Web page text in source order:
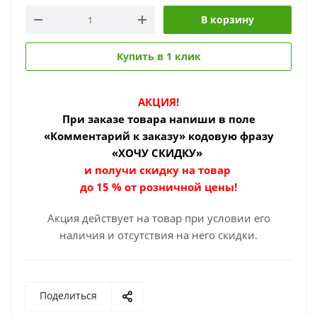
В корзину
Купить в 1 клик
АКЦИЯ!
При заказе товара напиши в поле
«Комментарий к заказу» кодовую фразу
«ХОЧУ СКИДКУ»
и получи скидку на товар
до 15 % от розничной цены!
Акция действует на товар при условии его
наличия и отсутствия на него скидки.
Поделиться